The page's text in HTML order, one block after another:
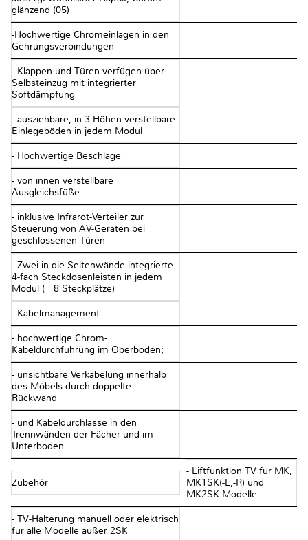
glänzend (05)
-Hochwertige Chromeinlagen in den
Gehrungsverbindungen
- Klappen und Türen verfügen über
Selbsteinzug mit integrierter
Softdämpfung
- ausziehbare, in 3 Höhen verstellbare
Einlegeböden in jedem Modul
- Hochwertige Beschläge
- von innen verstellbare
Ausgleichsfüße
- inklusive Infrarot-Verteiler zur
Steuerung von AV-Geräten bei
geschlossenen Türen
- Zwei in die Seitenwände integrierte
4-fach Steckdosenleisten in jedem
Modul (= 8 Steckplätze)
- Kabelmanagement:
- hochwertige Chrom-
Kabeldurchführung im Oberboden;
- unsichtbare Verkabelung innerhalb
des Möbels durch doppelte
Rückwand
- und Kabeldurchlässe in den
Trennwänden der Fächer und im
Unterboden
Zubehör
- Liftfunktion TV für MK,
MK1SK(-L,-R) und
MK2SK-Modelle
- TV-Halterung manuell oder elektrisch
für alle Modelle außer 2SK